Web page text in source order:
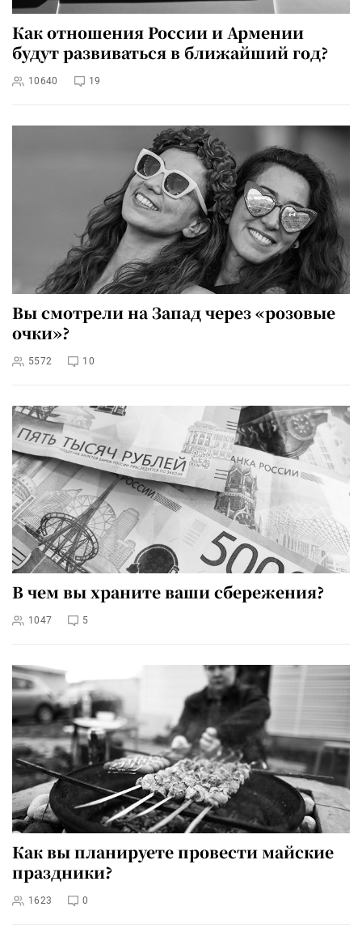
Как отношения России и Армении
будут развиваться в ближайший год?
10640 19
Вы смотрели на Запад через «розовые
очки»?
5572 10
В чем вы храните ваши сбережения?
1047 5
Как вы планируете провести майские
праздники?
1623 0